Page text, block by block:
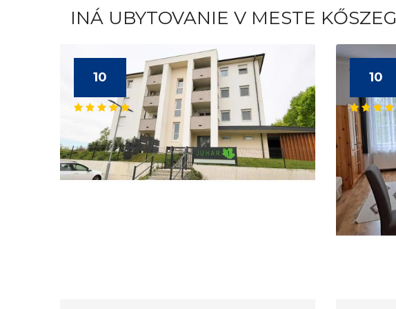
INÁ UBYTOVANIE V MESTE KŐSZEG
10 10